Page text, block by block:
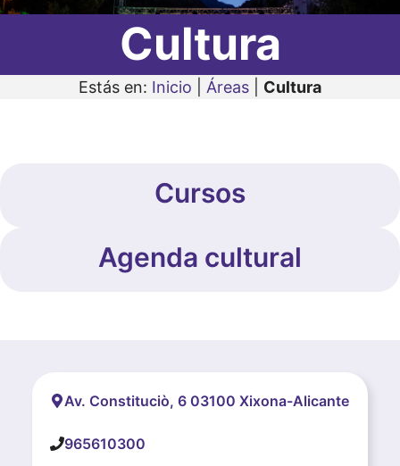
Cultura
Estás en: Inicio Áreas Cultura
Cursos
Agenda cultural
Av. Constituciò, 6 03100 Xixona-Alicante
965610300